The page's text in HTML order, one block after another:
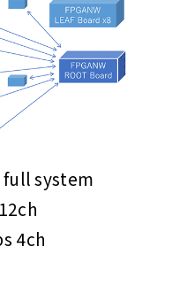
system
4ch